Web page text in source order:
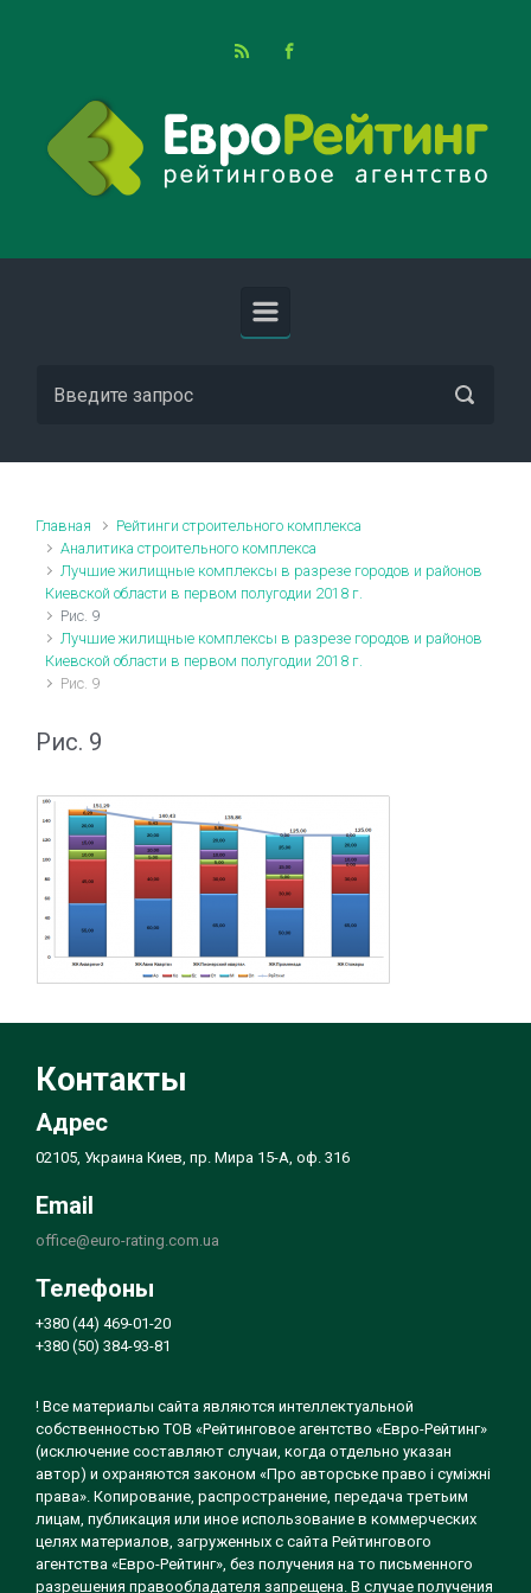
Главная
Рейтинги строительного комплекса
Аналитика строительного комплекса
Лучшие жилищные комплексы в разрезе городов и районов
Киевской области в первом полугодии 2018 г.
Рис. 9
Лучшие жилищные комплексы в разрезе городов и районов
Киевской области в первом полугодии 2018 г.
Рис. 9
Рис. 9
Контакты
Адрес
02105, Украина Киев, пр. Мира 15-А, оф. 316
Email
office@euro-rating.com.ua
Телефоны
+380 (44) 469-01-20
+380 (50) 384-93-81
! Все материалы сайта являются интеллектуальной
собственностью ТОВ «Рейтинговое агентство «Евро-Рейтинг»
(исключение составляют случаи, когда отдельно указан
автор) и охраняются законом «Про авторське право і суміжні
права». Копирование, распространение, передача третьим
лицам, публикация или иное использование в коммерческих
целях материалов, загруженных с сайта Рейтингового
агентства «Евро-Рейтинг», без получения на то письменного
разрешения правообладателя запрещена. В случае получения